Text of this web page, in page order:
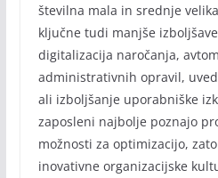
številna mala in srednje
ključne tudi manjše
digitalizacija naročanja,
administrativnih opravil,
ali izboljšanje uporabniške
zaposleni najbolje poznajo
možnosti za optimizacijo,
inovativne organizacijske